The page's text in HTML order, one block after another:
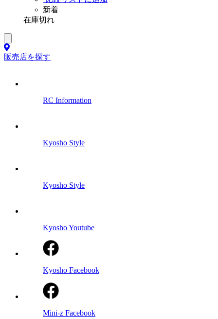
新着
在庫切れ
販売店を探す
RC Information
Kyosho Style
Kyosho Style
Kyosho Youtube
Kyosho Facebook
Mini-z Facebook